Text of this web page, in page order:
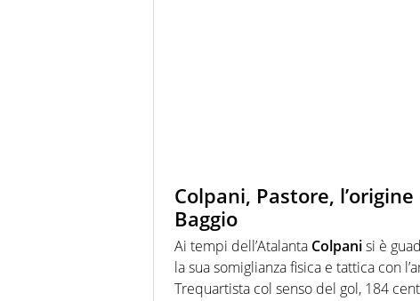
Colpani, Pastore,
Baggio
Ai tempi dell’Atalanta Colpanisi è
la sua somiglianza fisica e tattica con
Trequartista col senso del gol, 184